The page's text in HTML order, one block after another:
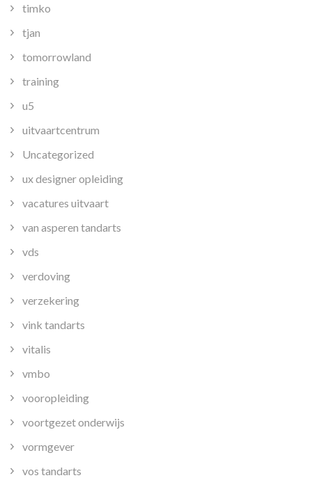
timko
tjan
tomorrowland
training
u5
uitvaartcentrum
Uncategorized
ux designer opleiding
vacatures uitvaart
van asperen tandarts
vds
verdoving
verzekering
vink tandarts
vitalis
vmbo
vooropleiding
voortgezet onderwijs
vormgever
vos tandarts